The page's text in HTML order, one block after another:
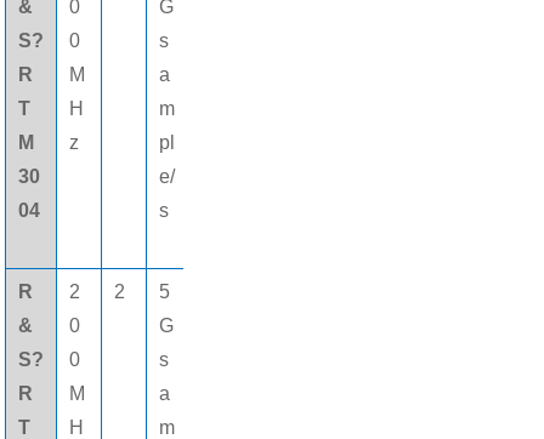
&
S?
R
T
M
30
04
0
0
M
H
z
G
s
a
m
pl
e/
s
R
&
S?
R
T
2
0
0
M
H
2
5
G
s
a
m